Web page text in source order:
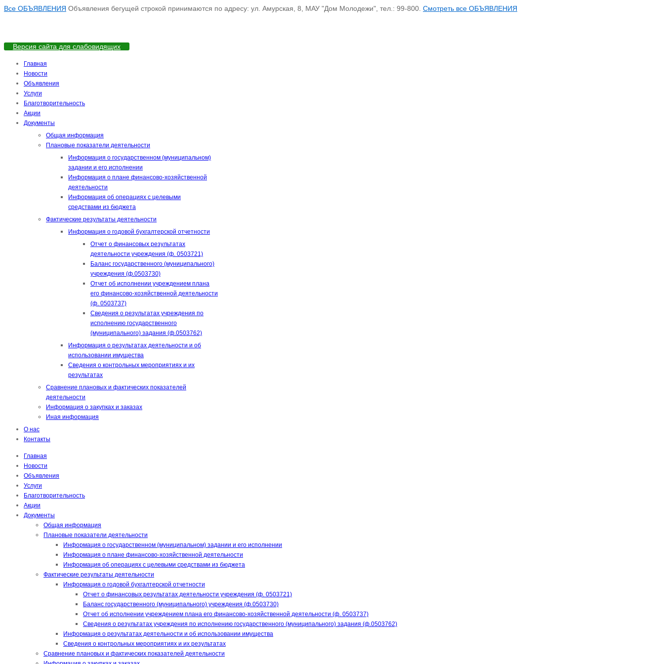
Все ОБЪЯВЛЕНИЯ Объявления бегущей строкой принимаются по адресу: ул. Амурская, 8, МАУ "Дом Молодежи", тел.: 99-800. Смотреть все ОБЪЯВЛЕНИЯ
Версия сайта для слабовидящих
Главная
Новости
Объявления
Услуги
Благотворительность
Акции
Документы
Общая информация
Плановые показатели деятельности
Информация о государственном (муниципальном)
задании и его исполнении
Информация о плане финансово-хозяйственной
деятельности
Информация об операциях с целевыми
средствами из бюджета
Фактические результаты деятельности
Информация о годовой бухгалтерской отчетности
Отчет о финансовых результатах
деятельности учреждения (ф. 0503721)
Баланс государственного (муниципального)
учреждения (ф.0503730)
Отчет об исполнении учреждением плана
его финансово-хозяйственной деятельности
(ф. 0503737)
Сведения о результатах учреждения по
исполнению государственного
(муниципального) задания (ф.0503762)
Информация о результатах деятельности и об
использовании имущества
Сведения о контрольных мероприятиях и их
результатах
Сравнение плановых и фактических показателей
деятельности
Информация о закупках и заказах
Иная информация
О нас
Контакты
Главная
Новости
Объявления
Услуги
Благотворительность
Акции
Документы
Общая информация
Плановые показатели деятельности
Информация о государственном (муниципальном) задании и его исполнении
Информация о плане финансово-хозяйственной деятельности
Информация об операциях с целевыми средствами из бюджета
Фактические результаты деятельности
Информация о годовой бухгалтерской отчетности
Отчет о финансовых результатах деятельности учреждения (ф. 0503721)
Баланс государственного (муниципального) учреждения (ф.0503730)
Отчет об исполнении учреждением плана его финансово-хозяйственной деятельности (ф. 0503737)
Сведения о результатах учреждения по исполнению государственного (муниципального) задания (ф.0503762)
Информация о результатах деятельности и об использовании имущества
Сведения о контрольных мероприятиях и их результатах
Сравнение плановых и фактических показателей деятельности